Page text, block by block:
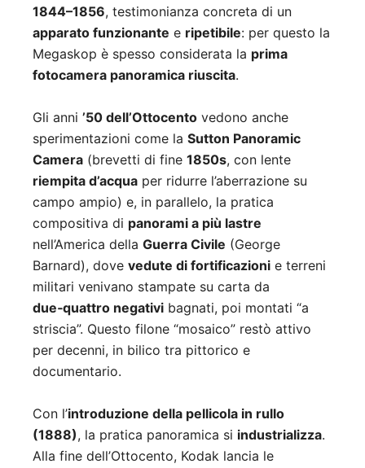
1844–1856, testimonianza concreta di un
apparato funzionante e ripetibile: per questo la
Megaskop è spesso considerata la prima
fotocamera panoramica riuscita.
Gli anni ’50 dell’Ottocento vedono anche
sperimentazioni come la Sutton Panoramic
Camera (brevetti di fine 1850s, con lente
riempita d’acqua per ridurre l’aberrazione su
campo ampio) e, in parallelo, la pratica
compositiva di panorami a più lastre
nell’America della Guerra Civile (George
Barnard), dove vedute di fortificazioni e terreni
militari venivano stampate su carta da
due‑quattro negativi bagnati, poi montati “a
striscia”. Questo filone “mosaico” restò attivo
per decenni, in bilico tra pittorico e
documentario.
Con l’introduzione della pellicola in rullo
(1888), la pratica panoramica si industrializza.
Alla fine dell’Ottocento, Kodak lancia le